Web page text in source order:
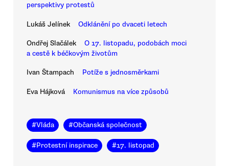
perspektivy protestů
Lukáš Jelínek Odklánění po dvaceti letech
Ondřej Slačálek
O 17. listopadu, podobách moci
a cestě k béčkovým životům
Ivan Štampach Potíže s jednosměrkami
Eva Hájková Komunismus na více způsobů
#Vláda #Občanská společnost
#Protestní inspirace #17. listopad